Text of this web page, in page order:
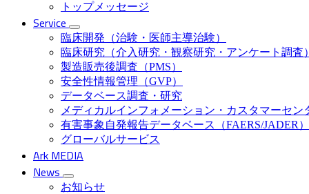
トップメッセージ
Service
臨床開発（治験・医師主導治験）
臨床研究（介入研究・観察研究・アンケート調査
製造販売後調査（PMS）
安全性情報管理（GVP）
データベース調査・研究
メディカルインフォメーション・カスタマーセン
有害事象自発報告データベース（FAERS/JADER）
グローバルサービス
Ark MEDIA
News
お知らせ